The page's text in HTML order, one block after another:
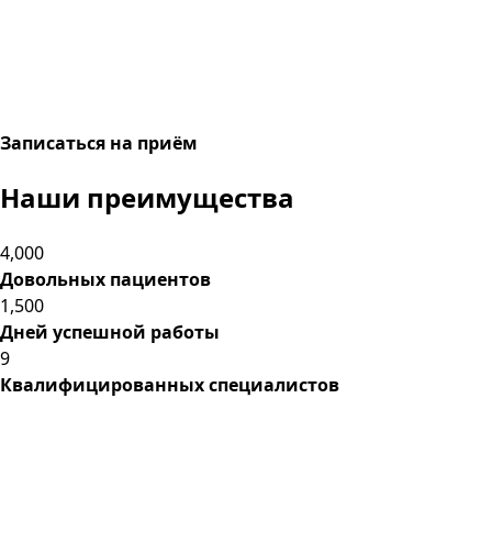
Записаться на приём
Наши преимущества
4,000
Довольных пациентов
1,500
Дней успешной работы
9
Квалифицированных специалистов